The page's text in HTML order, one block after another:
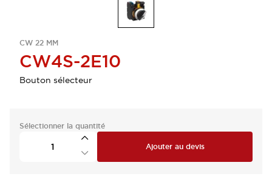
CW 22 MM
CW4S-2E10
Bouton sélecteur
Sélectionner la quantité
Ajouter au devis